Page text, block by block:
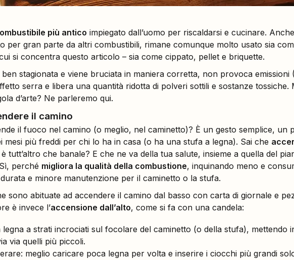
più antico impiegato dall’uomo per riscaldarsi e cucinare.
per gran parte da altri combustibili, rimane comunque molto usato sia
si concentra questo articolo – sia come cippato, pellet e briquette.
ben stagionata e viene bruciata in maniera corretta, non provoca emissioni
serra e libera una quantità ridotta di polveri sottili e sostanze tossiche.
d’arte? Ne parleremo qui.
il camino
il fuoco nel camino (o meglio, nel caminetto)? È un gesto semplice, un
mesi più freddi per chi lo ha in casa (o ha una stufa a legna). Sai che
è tutt’altro che banale? E che ne va della tua salute, insieme a quella del
perché migliora la qualità della combustione, inquinando meno e
e minore manutenzione per il caminetto o la stufa.
sono abituate ad accendere il camino dal basso con carta di giornale e
è invece l’accensione dall’alto, come si fa con una candela:
legna a strati incrociati sul focolare del caminetto (o della stufa), mettendo
via quelli più piccoli.
meglio caricare poca legna per volta e inserire i ciocchi più grandi